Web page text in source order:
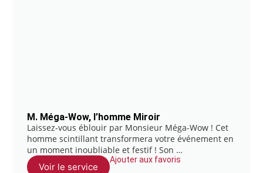
M. Méga-Wow, l’homme Miroir
Laissez-vous éblouir par Monsieur Méga-Wow ! Cet
homme scintillant transformera votre événement en
un moment inoubliable et festif ! Son …
Voir le service
Ajouter aux favoris